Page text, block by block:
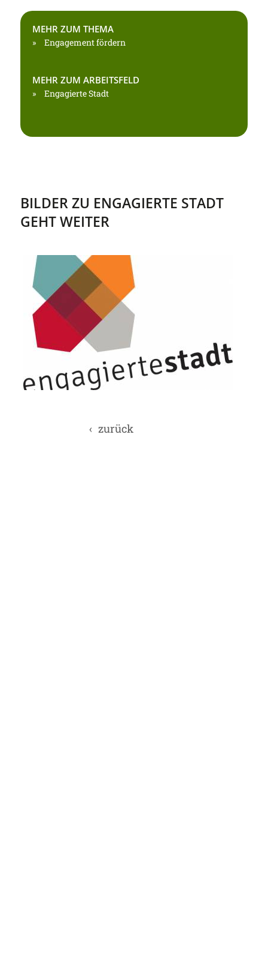
MEHR ZUM THEMA
Engagement fördern
MEHR ZUM ARBEITSFELD
Engagierte Stadt
BILDER ZU ENGAGIERTE STADT
GEHT WEITER
zurück